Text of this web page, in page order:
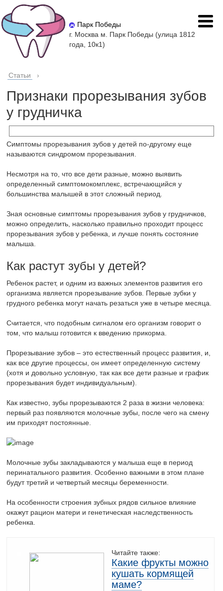
Парк Победы
г. Москва м. Парк Победы (улица 1812
года, 10к1)
Статьи ›
Признаки прорезывания зубов
у грудничка
Симптомы прорезывания зубов у детей по-другому еще
называются синдромом прорезывания.
Несмотря на то, что все дети разные, можно выявить
определенный симптомокомплекс, встречающийся у
большинства малышей в этот сложный период.
Зная основные симптомы прорезывания зубов у грудничков,
можно определить, насколько правильно проходит процесс
прорезывания зубов у ребенка, и лучше понять состояние
малыша.
Как растут зубы у детей?
Ребенок растет, и одним из важных элементов развития его
организма является прорезывание зубов. Первые зубки у
грудного ребенка могут начать резаться уже в четыре месяца.
Считается, что подобным сигналом его организм говорит о
том, что малыш готовится к введению прикорма.
Прорезывание зубов – это естественный процесс развития, и,
как все другие процессы, он имеет определенную систему
(хотя и довольно условную, так как все дети разные и график
прорезывания будет индивидуальным).
Как известно, зубы прорезываются 2 раза в жизни человека:
первый раз появляются молочные зубы, после чего на смену
им приходят постоянные.
Молочные зубы закладываются у малыша еще в период
перинатального развития. Особенно важными в этом плане
будут третий и четвертый месяцы беременности.
На особенности строения зубных рядов сильное влияние
окажут рацион матери и генетическая наследственность
ребенка.
Читайте также:
Какие фрукты можно
кушать кормящей
маме?